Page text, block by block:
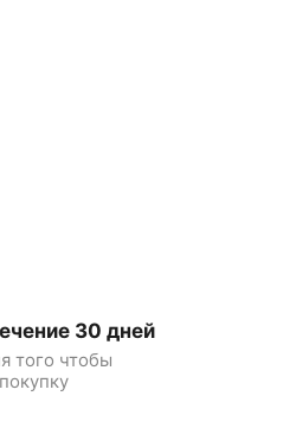
30 дней
того чтобы